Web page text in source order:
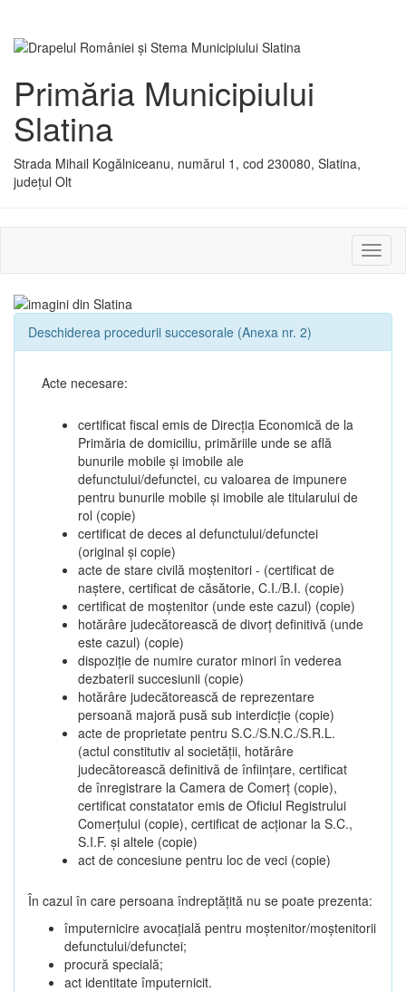
Primăria Municipiului
Slatina
Strada Mihail Kogălniceanu, numărul 1, cod 230080, Slatina,
județul Olt
sau
Deschiderea procedurii succesorale (Anexa nr. 2)
Acte necesare:
certificat fiscal emis de Direcția Economică de la
Primăria de domiciliu, primăriile unde se află
bunurile mobile și imobile ale
defunctului/defunctei, cu valoarea de impunere
pentru bunurile mobile și imobile ale titularului de
rol (copie)
certificat de deces al defunctului/defunctei
(original și copie)
acte de stare civilă moștenitori - (certificat de
naștere, certificat de căsătorie, C.I./B.I. (copie)
certificat de moștenitor (unde este cazul) (copie)
hotărâre judecătorească de divorț definitivă (unde
este cazul) (copie)
dispoziție de numire curator minori în vederea
dezbaterii succesiunii (copie)
hotărâre judecătorească de reprezentare
persoană majoră pusă sub interdicție (copie)
acte de proprietate pentru S.C./S.N.C./S.R.L.
(actul constitutiv al societății, hotărâre
judecătorească definitivă de înființare, certificat
de înregistrare la Camera de Comerț (copie),
certificat constatator emis de Oficiul Registrului
Comerțului (copie), certificat de acționar la S.C.,
S.I.F. și altele (copie)
act de concesiune pentru loc de veci (copie)
În cazul în care persoana îndreptățită nu se poate prezenta:
împuternicire avocațială pentru moștenitor/moștenitorii
defunctului/defunctei;
procură specială;
act identitate împuternicit.